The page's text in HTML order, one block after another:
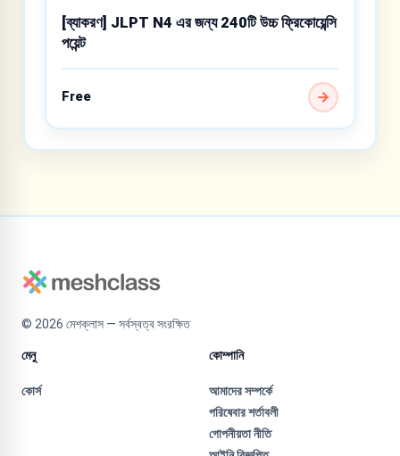
[ব্যাকরণ] JLPT N4 এর জন্য 240টি উচ্চ ফ্রিকোয়েন্সি
পয়েন্ট
Free
© 2026 মেশক্লাস — সর্বস্বত্ব সংরক্ষিত
মেনু
কোর্স
কোম্পানি
আমাদের সম্পর্কে
পরিষেবার শর্তাবলী
গোপনীয়তা নীতি